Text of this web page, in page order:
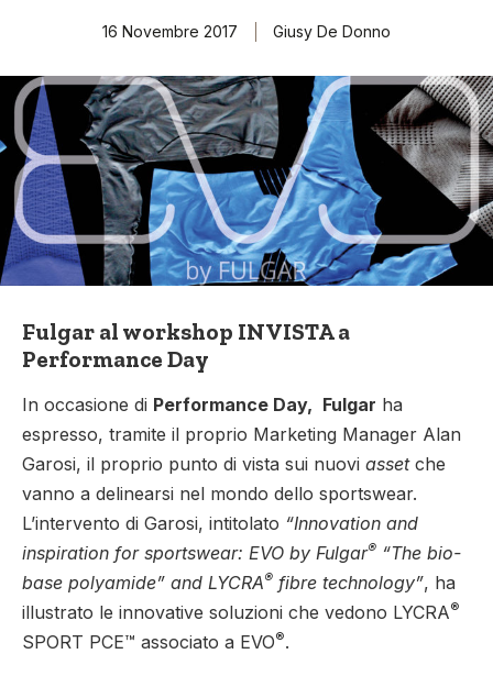
16 Novembre 2017 Giusy De Donno
Fulgar al workshop INVISTA a
Performance Day
In occasione di Performance Day, Fulgar ha
espresso, tramite il proprio Marketing Manager Alan
Garosi, il proprio punto di vista sui nuovi assetche
vanno a delinearsi nel mondo dello sportswear.
L’intervento di Garosi, intitolato “Innovation and
inspiration for sportswear: EVO by Fulgar® “The bio-
base polyamide” and LYCRA® fibre technology”, ha
illustrato le innovative soluzioni che vedono LYCRA®
SPORT PCE™ associato a EVO®.